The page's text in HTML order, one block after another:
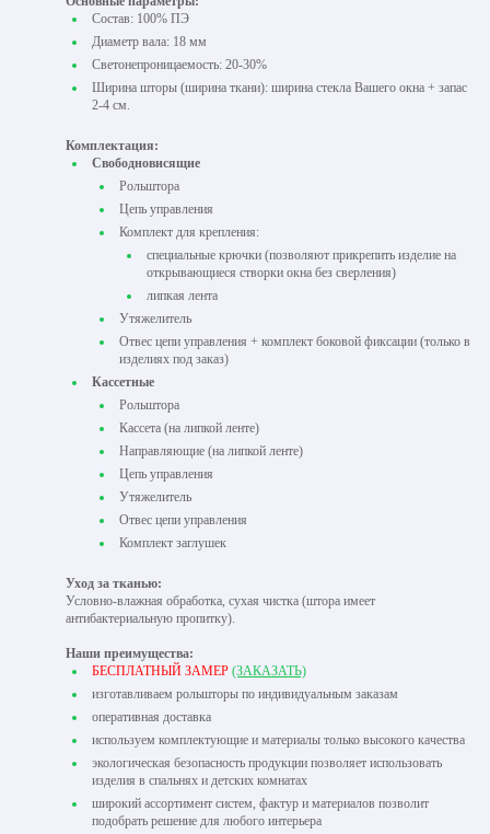
Состав: 100% ПЭ
Диаметр вала: 18 мм
Светонепроницаемость: 20-30%
Ширина шторы (ширина ткани): ширина стекла Вашего окна + запас
2-4 см.
Комплектация:
Свободновисящие
Рольштора
Цепь управления
Комплект для крепления:
специальные крючки (позволяют прикрепить изделие на
открывающиеся створки окна без сверления)
липкая лента
Утяжелитель
Отвес цепи управления + комплект боковой фиксации (только в
изделиях под заказ)
Кассетные
Рольштора
Кассета (на липкой ленте)
Направляющие (на липкой ленте)
Цепь управления
Утяжелитель
Отвес цепи управления
Комплект заглушек
Уход за тканью:
Условно-влажная обработка, сухая чистка (штора имеет
антибактериальную пропитку).
Наши преимущества:
БЕСПЛАТНЫЙ ЗАМЕР (ЗАКАЗАТЬ)
изготавливаем рольшторы по индивидуальным заказам
оперативная доставка
используем комплектующие и материалы только высокого качества
экологическая безопасность продукции позволяет использовать
изделия в спальнях и детских комнатах
широкий ассортимент систем, фактур и материалов позволит
подобрать решение для любого интерьера